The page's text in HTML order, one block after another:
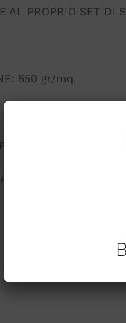
AL PROPRIO SET DI
550 gr/mq.
1 + 1. OSPITE 40 X
100 x 150